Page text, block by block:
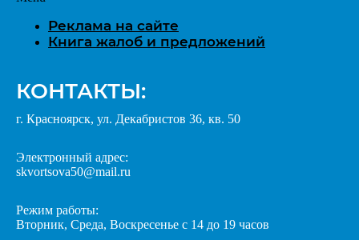
Реклама на сайте
Книга жалоб и предложений
КОНТАКТЫ:
г. Красноярск, ул. Декабристов 36, кв. 50
Электронный адрес:
skvortsova50@mail.ru
Режим работы:
Вторник, Среда, Воскресенье с 14 до 19 часов